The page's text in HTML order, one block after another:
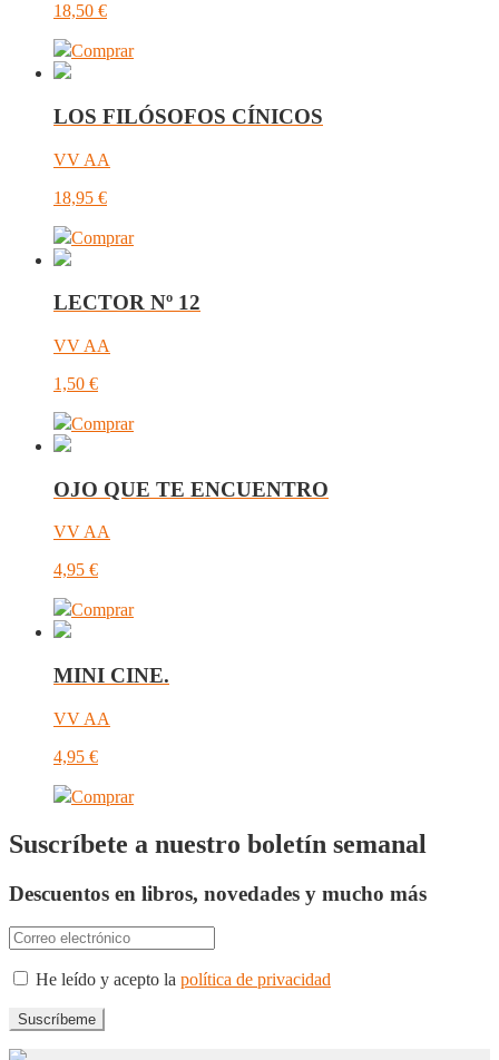
18,50 €
Comprar
LOS FILÓSOFOS CÍNICOS
VV AA
18,95 €
Comprar
LECTOR Nº 12
VV AA
1,50 €
Comprar
OJO QUE TE ENCUENTRO
VV AA
4,95 €
Comprar
MINI CINE.
VV AA
4,95 €
Comprar
Suscríbete a nuestro boletín semanal
Descuentos en libros, novedades y mucho más
He leído y acepto la política de privacidad